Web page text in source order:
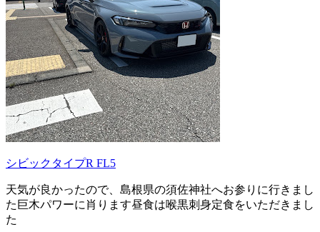
シビックタイプR FL5
天気が良かったので、島根県の須佐神社へお参りに行きまし
た巨木パワーに肖ります昼食は喉黒刺身定食をいただきまし
た